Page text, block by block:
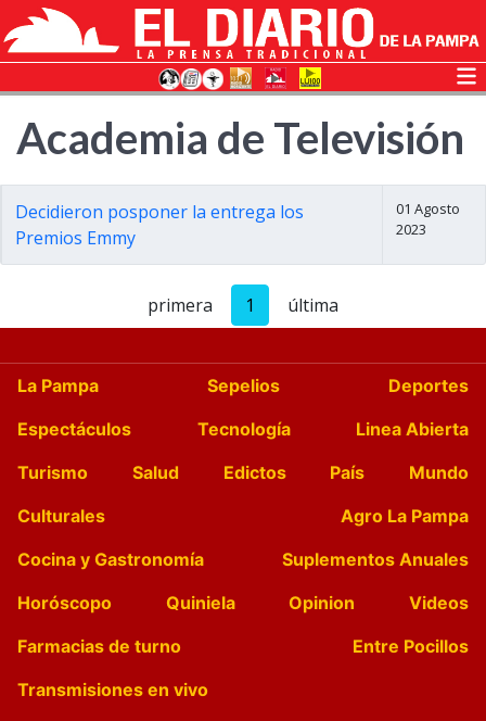
Academia de Televisión
Decidieron posponer la entrega los
Premios Emmy
01 Agosto
2023
primera 1 última
La Pampa Sepelios
Deportes
Espectáculos
Tecnología
Linea Abierta
Turismo
Salud Edictos País
Mundo
Culturales
Agro La Pampa
Cocina y Gastronomía
Suplementos Anuales
Horóscopo
Quiniela Opinion
Videos
Farmacias de turno
Entre Pocillos
Transmisiones en vivo